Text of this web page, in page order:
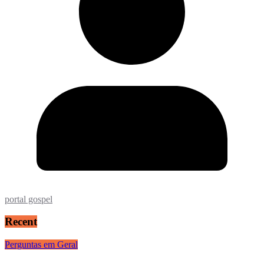
portal gospel
Recent
Perguntas em Geral